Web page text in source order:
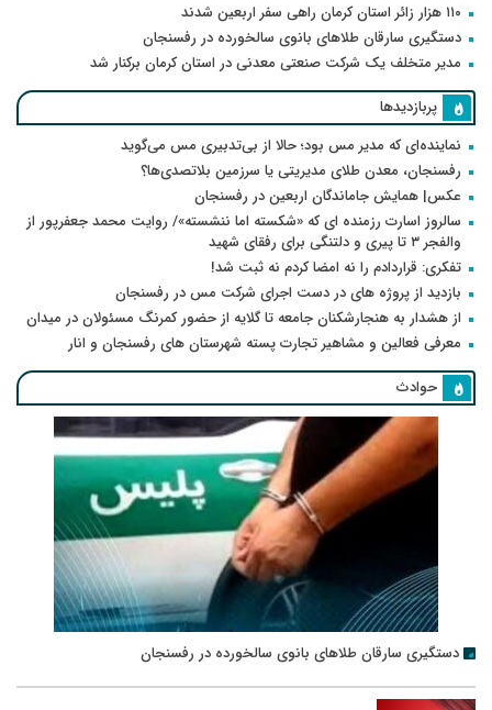
۱۱۰ هزار زائر استان کرمان راهی سفر اربعین شدند
دستگیری سارقان طلاهای بانوی سالخورده در رفسنجان
مدیر متخلف یک شرکت صنعتی معدنی در استان کرمان برکنار شد
پربازدیدها
نماینده‌ای که مدیر مس بود؛ حالا از بی‌تدبیری مس می‌گوید
رفسنجان، معدن طلای مدیریتی یا سرزمین بلاتصدی‌ها؟
عکس| همایش جاماندگان اربعین در رفسنجان
سالروز اسارت رزمنده ای که «شکسته اما ننشسته»/ روایت محمد جعفرپور از
والفجر ۳ تا پیری و دلتنگی برای رفقای شهید
تفکری: قراردادم را نه امضا کردم نه ثبت شد!
بازدید از پروژه های در دست اجرای شرکت مس در رفسنجان
از هشدار به هنجارشکنان جامعه تا گلایه از حضور کمرنگ مسئولان در میدان
معرفی فعالین و مشاهیر تجارت پسته شهرستان های رفسنجان و انار
حوادث
دستگیری سارقان طلاهای بانوی سالخورده در رفسنجان